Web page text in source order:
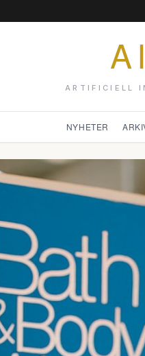
AI
ARTIFICIELL
NYHETER